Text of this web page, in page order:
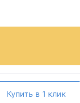
Купить в 1 клик